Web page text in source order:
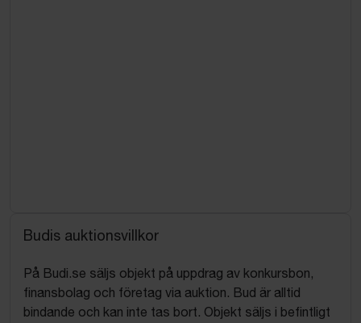
Budis auktionsvillkor
På Budi.se säljs objekt på uppdrag av konkursbon,
finansbolag och företag via auktion. Bud är alltid
bindande och kan inte tas bort. Objekt säljs i befintligt